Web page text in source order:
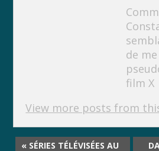
de
film X
View more posts from
« SÉRIES TÉLÉVISÉES AU